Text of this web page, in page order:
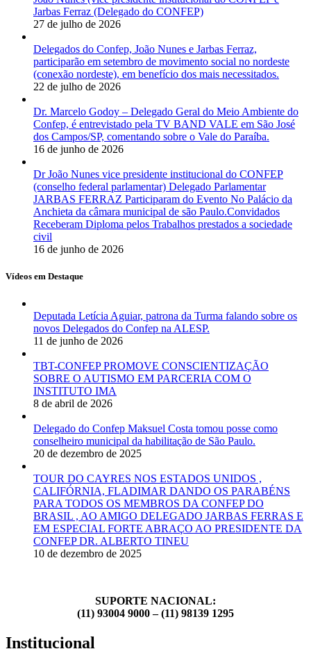
Jarbas Ferraz (Delegado do CONFEP)
27 de julho de 2026
Delegados do Confep, João Nunes e Jarbas Ferraz,
participarão em setembro de movimento social no nordeste
(conexão nordeste), em benefício dos mais necessitados.
22 de julho de 2026
Dr. Marcelo Godoy – Delegado Geral do Meio Ambiente do
Confep, é entrevistado pela TV BAND VALE em São José
dos Campos/SP, comentando sobre o Vale do Paraíba.
16 de junho de 2026
Dr João Nunes vice presidente institucional do CONFEP
(conselho federal parlamentar) Delegado Parlamentar
JARBAS FERRAZ Participaram do Evento No Palácio da
Anchieta da câmara municipal de são Paulo.Convidados
Receberam Diploma pelos Trabalhos prestados a sociedade
civil
16 de junho de 2026
Vídeos em Destaque
Deputada Letícia Aguiar, patrona da Turma falando sobre os
novos Delegados do Confep na ALESP.
11 de junho de 2026
TBT-CONFEP PROMOVE CONSCIENTIZAÇÃO
SOBRE O AUTISMO EM PARCERIA COM O
INSTITUTO IMA
8 de abril de 2026
Delegado do Confep Maksuel Costa tomou posse como
conselheiro municipal da habilitação de São Paulo.
20 de dezembro de 2025
TOUR DO CAYRES NOS ESTADOS UNIDOS ,
CALIFÓRNIA, FLADIMAR DANDO OS PARABÉNS
PARA TODOS OS MEMBROS DA CONFEP DO
BRASIL , AO AMIGO DELEGADO JARBAS FERRAS E
EM ESPECIAL FORTE ABRAÇO AO PRESIDENTE DA
CONFEP DR. ALBERTO TINEU
10 de dezembro de 2025
SUPORTE NACIONAL:
(11) 93004 9000 – (11) 98139 1295
Institucional